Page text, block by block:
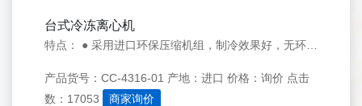
台式冷冻离心机
产品货号：CC-4316-01 产地：进口 价格：询价 点击
数：17053
商家询价